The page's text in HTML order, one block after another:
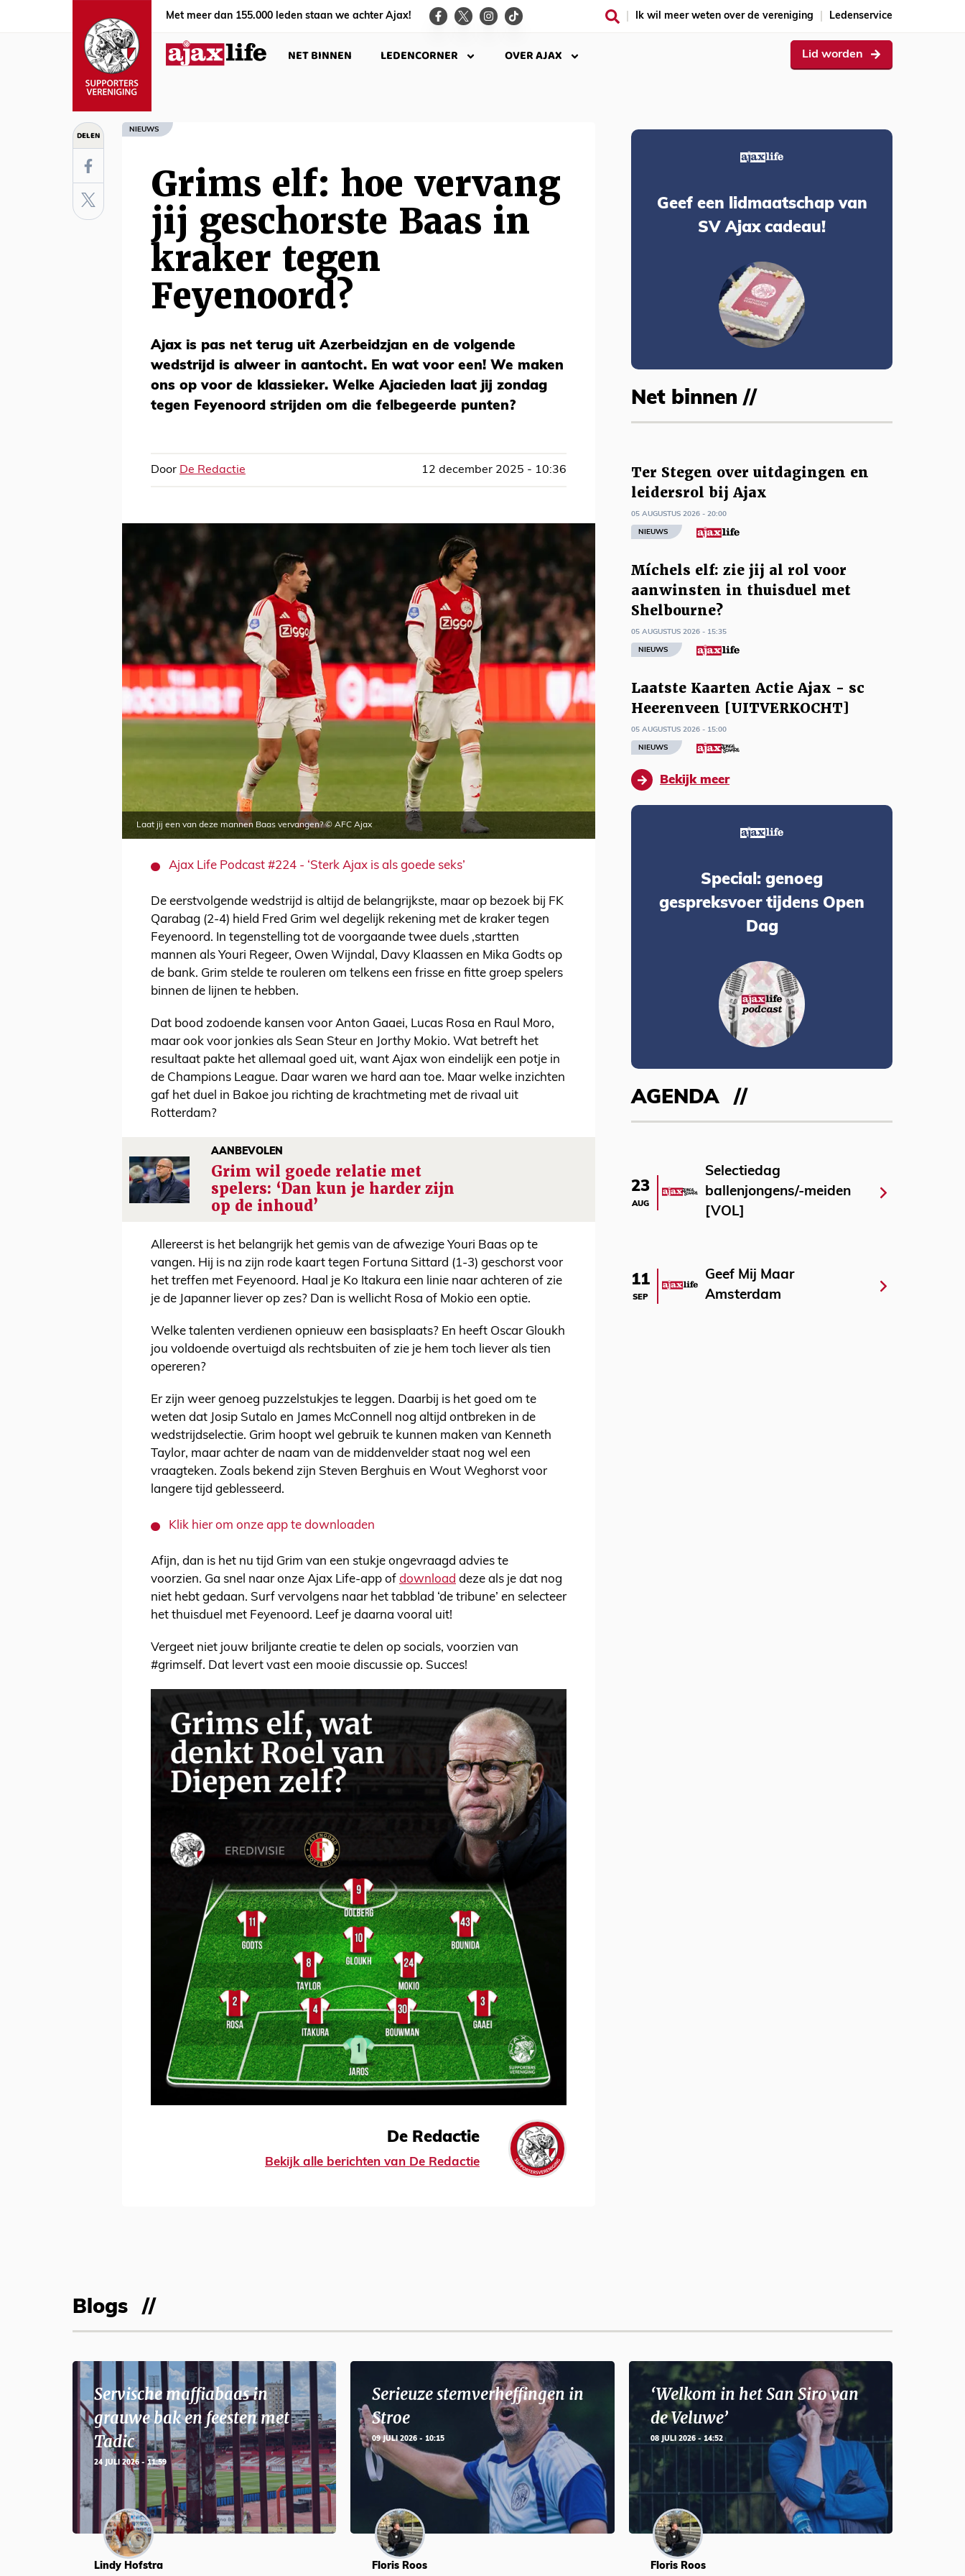
Met meer dan 155.000 leden staan we achter Ajax! Ik wil meer weten over de vereniging Ledenservice
NET BINNEN LEDENCORNER OVER AJAX Lid worden
DELEN NIEUWS
Grims elf: hoe vervang
jij geschorste Baas in
kraker tegen
Feyenoord?
Ajax is pas net terug uit Azerbeidzjan en de volgende
wedstrijd is alweer in aantocht. En wat voor een! We maken
ons op voor de klassieker. Welke Ajacieden laat jij zondag
tegen Feyenoord strijden om die felbegeerde punten?
Door De Redactie 12 december 2025 - 10:36
Laat jij een van deze mannen Baas vervangen? © AFC Ajax
Ajax Life Podcast #224 - ‘Sterk Ajax is als goede seks’
De eerstvolgende wedstrijd is altijd de belangrijkste, maar op bezoek bij FK
Qarabag (2-4) hield Fred Grim wel degelijk rekening met de kraker tegen
Feyenoord. In tegenstelling tot de voorgaande twee duels ,startten
mannen als Youri Regeer, Owen Wijndal, Davy Klaassen en Mika Godts op
de bank. Grim stelde te rouleren om telkens een frisse en fitte groep spelers
binnen de lijnen te hebben.
Dat bood zodoende kansen voor Anton Gaaei, Lucas Rosa en Raul Moro,
maar ook voor jonkies als Sean Steur en Jorthy Mokio. Wat betreft het
resultaat pakte het allemaal goed uit, want Ajax won eindelijk een potje in
de Champions League. Daar waren we hard aan toe. Maar welke inzichten
gaf het duel in Bakoe jou richting de krachtmeting met de rivaal uit
Rotterdam?
AANBEVOLEN
Grim wil goede relatie met
spelers: ‘Dan kun je harder zijn
op de inhoud’
Allereerst is het belangrijk het gemis van de afwezige Youri Baas op te
vangen. Hij is na zijn rode kaart tegen Fortuna Sittard (1-3) geschorst voor
het treffen met Feyenoord. Haal je Ko Itakura een linie naar achteren of zie
je de Japanner liever op zes? Dan is wellicht Rosa of Mokio een optie.
Welke talenten verdienen opnieuw een basisplaats? En heeft Oscar Gloukh
jou voldoende overtuigd als rechtsbuiten of zie je hem toch liever als tien
opereren?
Er zijn weer genoeg puzzelstukjes te leggen. Daarbij is het goed om te
weten dat Josip Sutalo en James McConnell nog altijd ontbreken in de
wedstrijdselectie. Grim hoopt wel gebruik te kunnen maken van Kenneth
Taylor, maar achter de naam van de middenvelder staat nog wel een
vraagteken. Zoals bekend zijn Steven Berghuis en Wout Weghorst voor
langere tijd geblesseerd.
Klik hier om onze app te downloaden
Afijn, dan is het nu tijd Grim van een stukje ongevraagd advies te
voorzien. Ga snel naar onze Ajax Life-app of download deze als je dat nog
niet hebt gedaan. Surf vervolgens naar het tabblad ‘de tribune’ en selecteer
het thuisduel met Feyenoord. Leef je daarna vooral uit!
Vergeet niet jouw briljante creatie te delen op socials, voorzien van
#grimself. Dat levert vast een mooie discussie op. Succes!
De Redactie
Bekijk alle berichten van De Redactie
Geef een lidmaatschap van
SV Ajax cadeau!
Net binnen //
Ter Stegen over uitdagingen en
leidersrol bij Ajax
05 AUGUSTUS 2026 - 20:00
NIEUWS
Míchels elf: zie jij al rol voor
aanwinsten in thuisduel met
Shelbourne?
05 AUGUSTUS 2026 - 15:35
NIEUWS
Laatste Kaarten Actie Ajax - sc
Heerenveen [UITVERKOCHT]
05 AUGUSTUS 2026 - 15:00
NIEUWS
Bekijk meer
Special: genoeg
gespreksvoer tijdens Open
Dag
AGENDA
23
AUG
Selectiedag
ballenjongens/-meiden
[VOL]
11
SEP
Geef Mij Maar
Amsterdam
Blogs
Servische maffiabaas in
grauwe bak en feesten met
Tadic
24 JULI 2026 - 11:59
Lindy Hofstra
Serieuze stemverheffingen in
Stroe
09 JULI 2026 - 10:15
Floris Roos
‘Welkom in het San Siro van
de Veluwe’
08 JULI 2026 - 14:52
Floris Roos